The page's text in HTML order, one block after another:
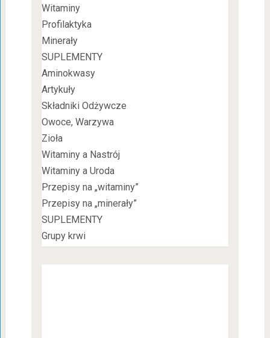
Witaminy
Profilaktyka
Minerały
SUPLEMENTY
Aminokwasy
Artykuły
Składniki Odżywcze
Owoce, Warzywa
Zioła
Witaminy a Nastrój
Witaminy a Uroda
Przepisy na „witaminy”
Przepisy na „minerały”
SUPLEMENTY
Grupy krwi